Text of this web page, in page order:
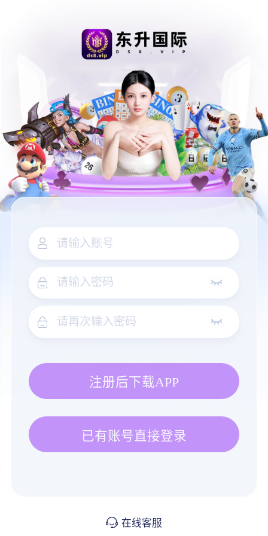
注册后下载APP
已有账号直接登录
在线客服